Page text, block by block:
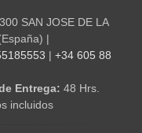
SAN JOSE DE LA
|
| +34 605 88
Entrega: 48 Hrs.
incluidos